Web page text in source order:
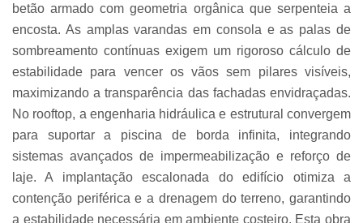
betão armado com geometria orgânica que serpenteia a
encosta. As amplas varandas em consola e as palas de
sombreamento contínuas exigem um rigoroso cálculo de
estabilidade para vencer os vãos sem pilares visíveis,
maximizando a transparência das fachadas envidraçadas.
No rooftop, a engenharia hidráulica e estrutural convergem
para suportar a piscina de borda infinita, integrando
sistemas avançados de impermeabilização e reforço de
laje. A implantação escalonada do edifício otimiza a
contenção periférica e a drenagem do terreno, garantindo
a estabilidade necessária em ambiente costeiro. Esta obra